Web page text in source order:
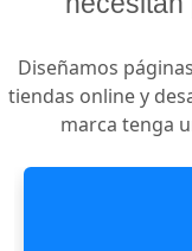
Diseñamos
tiendas online y
marca tenga